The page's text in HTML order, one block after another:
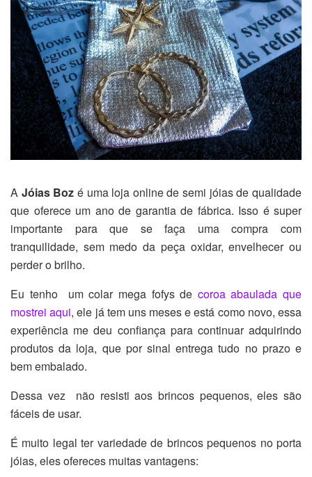
A Jóias Boz é uma loja online de semi jóias de qualidade
que oferece um ano de garantia de fábrica. Isso é super
importante para que se faça uma compra com
tranquilidade, sem medo da peça oxidar, envelhecer ou
perder o brilho.
Eu tenho um colar mega fofys de coroa abaulada que
mostrei aqui, ele já tem uns meses e está como novo, essa
experiência me deu confiança para continuar adquirindo
produtos da loja, que por sinal entrega tudo no prazo e
bem embalado.
Dessa vez não resisti aos brincos pequenos, eles são
fáceis de usar.
É muito legal ter variedade de brincos pequenos no porta
jóias, eles ofereces muitas vantagens: